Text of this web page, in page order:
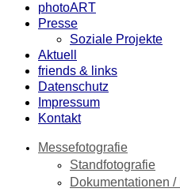
photoART
Presse
Soziale Projekte
Aktuell
friends & links
Datenschutz
Impressum
Kontakt
Messefotografie
Standfotografie
Dokumentationen /